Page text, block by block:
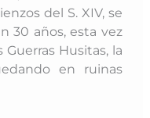
del S. XIV, se
30 años, esta vez
Guerras Husitas, la
en ruinas